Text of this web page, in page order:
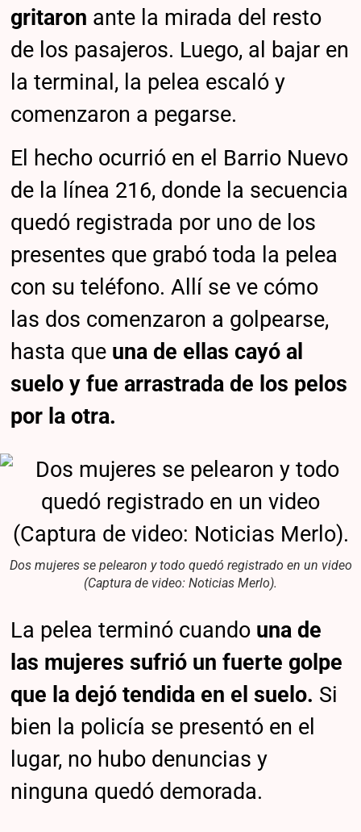
gritaron ante la mirada del resto
de los pasajeros. Luego, al bajar en
la terminal, la pelea escaló y
comenzaron a pegarse.
El hecho ocurrió en el Barrio Nuevo
de la línea 216, donde la secuencia
quedó registrada por uno de los
presentes que grabó toda la pelea
con su teléfono. Allí se ve cómo
las dos comenzaron a golpearse,
hasta que una de ellas cayó al
suelo y fue arrastrada de los pelos
por la otra.
Dos mujeres se pelearon y todo quedó registrado en un video
(Captura de video: Noticias Merlo).
La pelea terminó cuando una de
las mujeres sufrió un fuerte golpe
que la dejó tendida en el suelo. Si
bien la policía se presentó en el
lugar, no hubo denuncias y
ninguna quedó demorada.